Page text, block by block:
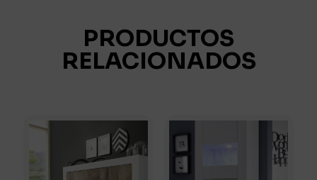
PRODUCTOS
RELACIONADOS